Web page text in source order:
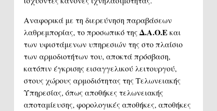
Αναφορικά με τη διερεύνηση παραβάσεων
λαθρεμπορίας, το προσωπικό τηςΔ.Α.Ο.Ε και
των υφιστάμενων υπηρεσιών της στο πλαίσιο
των αρμοδιοτήτων του, αποκτά πρόσβαση,
κατόπιν έγκρισης εισαγγελικού λειτουργού,
στους χώρους αρμοδιότητας της Τελωνειακής
Υπηρεσίας, όπως αποθήκες τελωνειακής
αποταμίευσης, φορολογικές αποθήκες, αποθήκες